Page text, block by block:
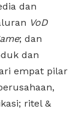
dan
VoD
; dan
dan
empat pilar
ritel &